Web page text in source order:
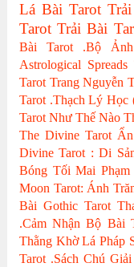
Lá Bài Tarot
Tarot Trải Bài
Bài Tarot
.Bộ
Astrological Spreads
Tarot Trang Nguyễn
Tarot .Thạch Lý Học
Tarot Như Thế Nào
The Divine Tarot
Divine Tarot : Di
Bóng Tối Mai Phạm
Moon Tarot: Ánh
Bài Gothic Tarot
.Cảm Nhận Bộ Bài
Thằng Khờ Lá Pháp
Tarot .Sách Chú